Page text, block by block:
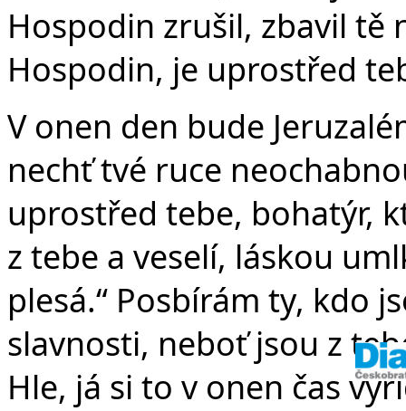
Hospodin zrušil, zbavil tě
Hospodin, je uprostřed
V onen den bude
nechť tvé ruce
uprostřed tebe, bohatýr,
z tebe a veselí, láskou
plesá.“ Posbírám ty, kdo
slavnosti, neboť jsou z
Hle, já si to v onen čas